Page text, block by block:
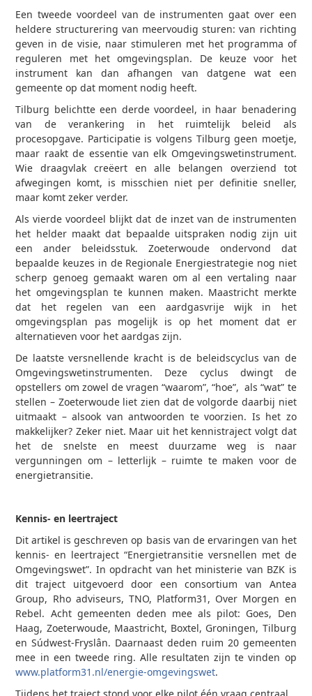
Een tweede voordeel van de instrumenten gaat over een
heldere structurering van meervoudig sturen: van richting
geven in de visie, naar stimuleren met het programma of
reguleren met het omgevingsplan. De keuze voor het
instrument kan dan afhangen van datgene wat een
gemeente op dat moment nodig heeft.
Tilburg belichtte een derde voordeel, in haar benadering
van de verankering in het ruimtelijk beleid als
procesopgave. Participatie is volgens Tilburg geen moetje,
maar raakt de essentie van elk Omgevingswetinstrument.
Wie draagvlak creëert en alle belangen overziend tot
afwegingen komt, is misschien niet per definitie sneller,
maar komt zeker verder.
Als vierde voordeel blijkt dat de inzet van de instrumenten
het helder maakt dat bepaalde uitspraken nodig zijn uit
een ander beleidsstuk. Zoeterwoude ondervond dat
bepaalde keuzes in de Regionale Energiestrategie nog niet
scherp genoeg gemaakt waren om al een vertaling naar
het omgevingsplan te kunnen maken. Maastricht merkte
dat het regelen van een aardgasvrije wijk in het
omgevingsplan pas mogelijk is op het moment dat er
alternatieven voor het aardgas zijn.
De laatste versnellende kracht is de beleidscyclus van de
Omgevingswetinstrumenten. Deze cyclus dwingt de
opstellers om zowel de vragen “waarom”, “hoe”, als “wat” te
stellen – Zoeterwoude liet zien dat de volgorde daarbij niet
uitmaakt – alsook van antwoorden te voorzien. Is het zo
makkelijker? Zeker niet. Maar uit het kennistraject volgt dat
het de snelste en meest duurzame weg is naar
vergunningen om – letterlijk – ruimte te maken voor de
energietransitie.
Kennis- en leertraject
Dit artikel is geschreven op basis van de ervaringen van het
kennis- en leertraject “Energietransitie versnellen met de
Omgevingswet”. In opdracht van het ministerie van BZK is
dit traject uitgevoerd door een consortium van Antea
Group, Rho adviseurs, TNO, Platform31, Over Morgen en
Rebel. Acht gemeenten deden mee als pilot: Goes, Den
Haag, Zoeterwoude, Maastricht, Boxtel, Groningen, Tilburg
en Súdwest-Fryslân. Daarnaast deden ruim 20 gemeenten
mee in een tweede ring. Alle resultaten zijn te vinden op
www.platform31.nl/energie-omgevingswet.